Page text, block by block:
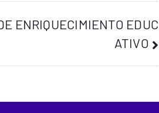
ENRIQUECIMIENTO EDUC
ATIVO